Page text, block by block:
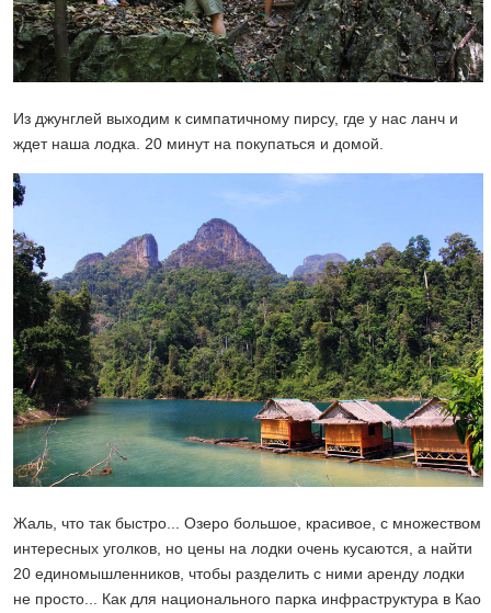
Из джунглей выходим к симпатичному пирсу, где у нас ланч и
ждет наша лодка. 20 минут на покупаться и домой.
Жаль, что так быстро... Озеро большое, красивое, с множеством
интересных уголков, но цены на лодки очень кусаются, а найти
20 единомышленников, чтобы разделить с ними аренду лодки
не просто... Как для национального парка инфраструктура в Као